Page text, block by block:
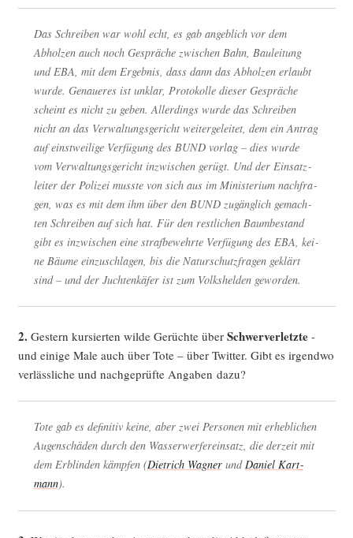
Das Schrei­ben war wohl echt, es gab angeb­lich vor dem
Abhol­zen auch noch Gesprä­che zwi­schen Bahn, Bau­lei­tung
und EBA, mit dem Ergeb­nis, dass dann das Abhol­zen erlaubt
wur­de. Genaue­res ist unklar, Pro­to­kol­le die­ser Gesprä­che
scheint es nicht zu geben. Aller­dings wur­de das Schrei­ben
nicht an das Ver­wal­tungs­ge­richt wei­ter­ge­lei­tet, dem ein Antrag
auf einst­wei­li­ge Ver­fü­gung des BUND vor­lag – dies wur­de
vom Ver­wal­tungs­ge­richt inzwi­schen gerügt. Und der Ein­satz­
lei­ter der Poli­zei muss­te von sich aus im Minis­te­ri­um nach­fra­
gen, was es mit dem ihm über den BUND zugäng­lich gemach­
ten Schrei­ben auf sich hat. Für den rest­li­chen Baum­be­stand
gibt es inzwi­schen eine straf­be­wehr­te Ver­fü­gung des EBA, kei­
ne Bäu­me ein­zu­schla­gen, bis die Natur­schutz­fra­gen geklärt
sind – und der Juch­ten­kä­fer ist zum Volks­hel­den geworden.
2. Ges­tern kur­sier­ten wil­de Gerüch­te über Schwer­ver­letz­te -
und eini­ge Male auch über Tote – über Twit­ter. Gibt es irgend­wo
ver­läss­li­che und nach­ge­prüf­te Anga­ben dazu?
Tote gab es defi­ni­tiv kei­ne, aber zwei Per­so­nen mit erheb­li­chen
Augen­schä­den durch den Was­ser­wer­fer­ein­satz, die der­zeit mit
dem Erblin­den kämp­fen (Diet­rich Wag­nerundDani­el Kart­
mann).